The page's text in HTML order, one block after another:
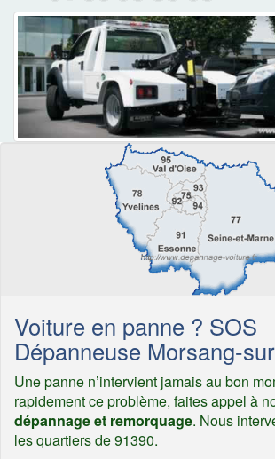
Voiture en panne ? SOS
Dépanneuse Morsang-
Une panne n’intervient jamais au bon
rapidement ce problème, faites appel à
dépannage et remorquage. Nous
les quartiers de 91390.